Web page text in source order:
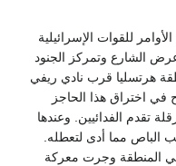
للقوات الإسرائيلية
الشارع وتمركز الجنود
هرتسليا قرب نادي ريفي
اختراق هذا الحاجز
تقدم الفدائيين. وعندها
الباص مما أدى لتعطله.
في المنطقة وجرت معركة